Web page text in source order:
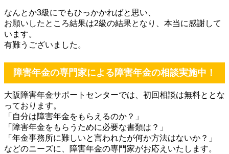
なんとか3級にでもひっかかればと思い、
お願いしたところ結果は2級の結果となり、本当に感謝して
います。
有難うございました。
障害年金の専門家による障害年金の相談実施中！
大阪障害年金サポートセンターでは、初回相談は無料ととな
っております。
「自分は障害年金をもらえるのか？」
「障害年金をもらうために必要な書類は？」
「年金事務所に難しいと言われたが何か方法はないか？」
などのニーズに、障害年金の専門家がお応えいたします。